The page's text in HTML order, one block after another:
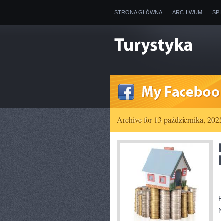
STRONA GŁÓWNA ARCHIWUM
Archive for 13 października,